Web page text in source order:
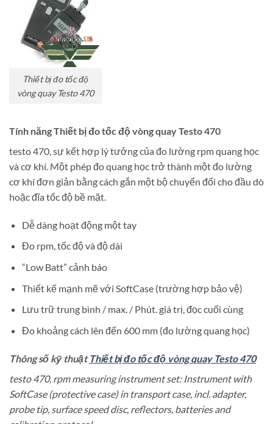
Thiết bị đo tốc độ
vòng quay Testo 470
Tính năng Thiết bị đo tốc độ vòng quay Testo 470
testo 470, sự kết hợp lý tưởng của đo lường rpm quang học
và cơ khí. Một phép đo quang học trở thành một đo lường
cơ khí đơn giản bằng cách gắn một bộ chuyển đổi cho đầu dò
hoặc đĩa tốc độ bề mặt.
Dễ dàng hoạt động một tay
Đo rpm, tốc độ và độ dài
“Low Batt” cảnh báo
Thiết kế mạnh mẽ với SoftCase (trường hợp bảo vệ)
Lưu trữ trung bình / max. / Phút. giá trị, đọc cuối cùng
Đo khoảng cách lên đến 600 mm (đo lường quang học)
Thông số kỹ thuậtThiết bị đo tốc độ vòng quay Testo 470
testo 470, rpm measuring instrument set: Instrument with
SoftCase (protective case) in transport case, incl. adapter,
probe tip, surface speed disc, reflectors, batteries and